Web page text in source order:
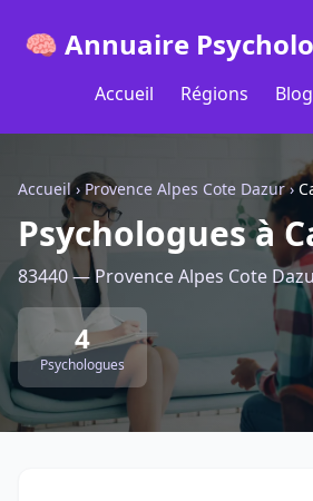
🧠 Annuaire
Accueil Régions Blog
Accueil› Provence Alpes Cote Dazur›
Psychologues à
83440 — Provence Alpes Cote
4
Psychologues